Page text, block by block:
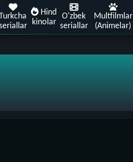
Hind
kinolar
O'zbek
seriallar
Multfilmlar
(Animelar)